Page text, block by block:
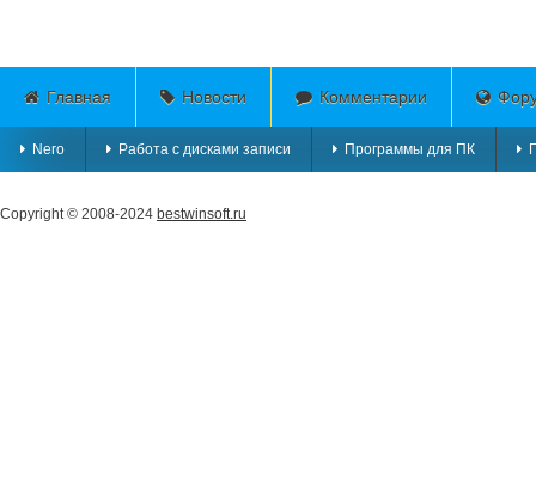
Главная Новости Комментарии
Nero Работа с дисками записи Программы для ПК
Copyright © 2008-2024 bestwinsoft.ru